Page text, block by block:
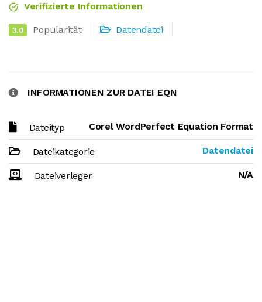
Verifizierte Informationen
3.0 Popularität Datendatei
INFORMATIONEN ZUR DATEI EQN
Dateityp Corel WordPerfect Equation Format
Dateikategorie Datendatei
Dateiverleger N/A